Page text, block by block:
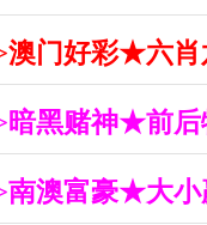
澳门好彩★六
暗黑赌神★前
南澳富豪★大